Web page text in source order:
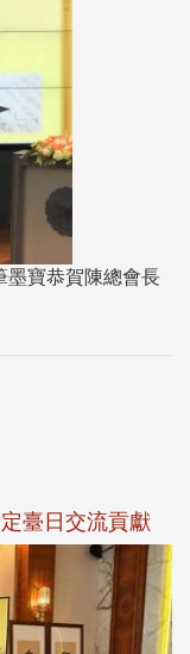
墨寶恭賀陳總會長
臺日交流貢獻